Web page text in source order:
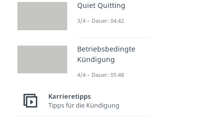
Quiet Quitting
3/4 – Dauer: 04:42
Betriebsbedingte
Kündigung
4/4 – Dauer: 05:48
Karrieretipps
Tipps für die Kündigung